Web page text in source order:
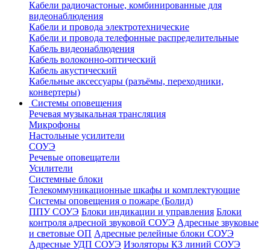
Кабели радиочастоные, комбинированные для
видеонаблюдения
Кабели и провода электротехнические
Кабели и провода телефонные распределительные
Кабель видеонаблюдения
Кабель волоконно-оптический
Кабель акустический
Кабельные аксессуары (разъёмы, переходники,
конвертеры)
Системы оповещения
Речевая музыкальная трансляция
Микрофоны
Настольные усилители
СОУЭ
Речевые оповещатели
Усилители
Системные блоки
Телекоммуникационные шкафы и комплектующие
Системы оповещения о пожаре (Болид)
ППУ СОУЭ Блоки индикации и управления Блоки
контроля адресной звуковой СОУЭ Адресные звуковые
и световые ОП Адресные релейные блоки СОУЭ
Адресные УДП СОУЭ Изоляторы КЗ линий СОУЭ